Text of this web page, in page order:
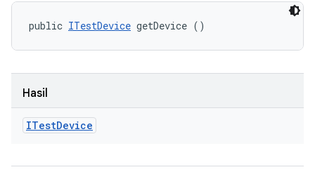
public ITestDevice getDevice ()
Hasil
ITestDevice